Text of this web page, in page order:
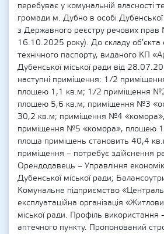
перебуває у комунальній власності
громади м. Дубно в особі Дубенської
з Державного реєстру речових
16.10.2025 року). До складу об’єкта
технічного паспорту, виданого КП
Дубенської міської ради від
наступні приміщення: 1/2
площею 1,1 кв.м; 1/2 приміщення
площею 5,6 кв.м; приміщення №3
30,2 кв.м; приміщення №4
приміщення №5 «комора», площею
площа приміщень становить 40,4
приміщення – потребує здійснення
Орендодавець – Управління
Дубенської міської ради;
Комунальне підприємство
експлуатаційна організація
міської ради. Профіль використання
аптечного пункту. Пропонований